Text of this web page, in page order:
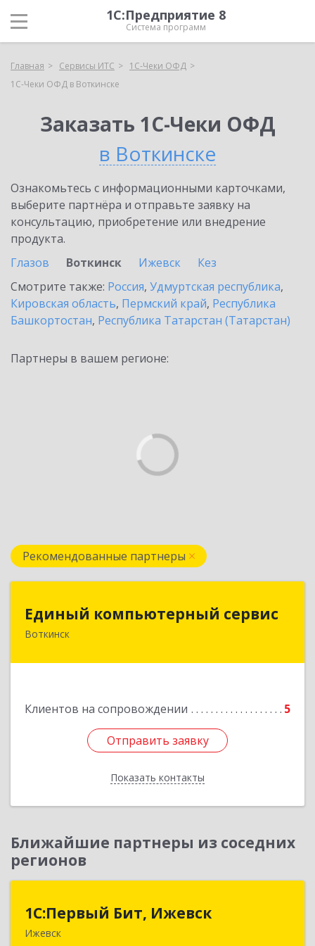
1С:Предприятие 8
Система программ
Главная Сервисы ИТС
1С-Чеки ОФД
1С-Чеки ОФД в Воткинске
Заказать 1С-Чеки ОФД
в Воткинске
Ознакомьтесь с информационными карточками,
выберите партнёра и отправьте заявку на
консультацию, приобретение или внедрение
продукта.
Глазов
Воткинск Ижевск
Кез
Смотрите также: Россия, Удмуртская республика,
Кировская область, Пермский край, Республика
Башкортостан, Республика Татарстан (Татарстан)
Партнеры в вашем регионе:
Рекомендованные партнеры
Единый компьютерный сервис
Воткинск
Клиентов на сопровождении 5
Отправить заявку
Показать контакты
Единый компьютерный сервис
Отправить заявку
Назад
Ближайшие партнеры из соседних
регионов
1С:Первый Бит, Ижевск
Ижевск
1С:Первый Бит, Ижевск